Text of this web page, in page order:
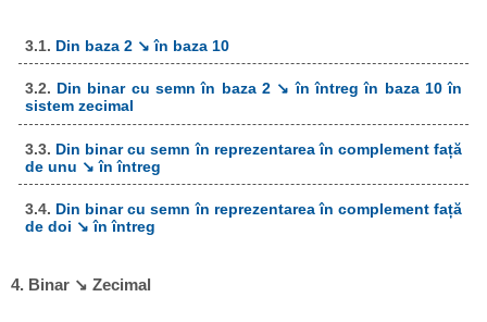
3.1. Din baza 2 ↘ în baza 10
3.2. Din binar cu semn în baza 2 ↘ în întreg în baza 10 în
sistem zecimal
3.3. Din binar cu semn în reprezentarea în complement față
de unu ↘ în întreg
3.4. Din binar cu semn în reprezentarea în complement față
de doi ↘ în întreg
4. Binar ↘ Zecimal